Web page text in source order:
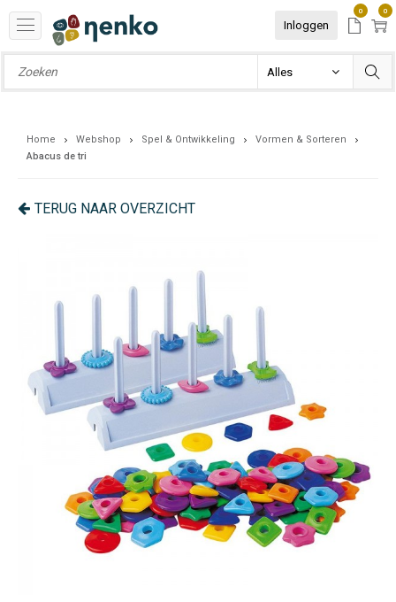
Inloggen
0 0
Home Webshop Spel & Ontwikkeling
Vormen & Sorteren
Abacus de tri
TERUG NAAR OVERZICHT